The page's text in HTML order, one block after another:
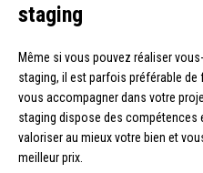
staging
Même si vous pouvez réaliser
staging, il est parfois préférable de
vous accompagner dans votre
staging dispose des compétences
valoriser au mieux votre bien et
meilleur prix.